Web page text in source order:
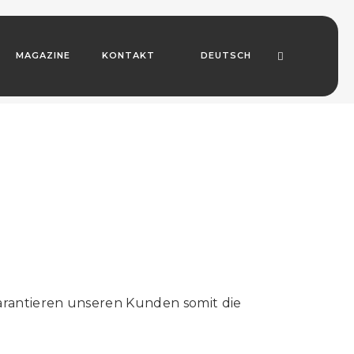
MAGAZINE KONTAKT DEUTSCH
unseren Kunden somit die